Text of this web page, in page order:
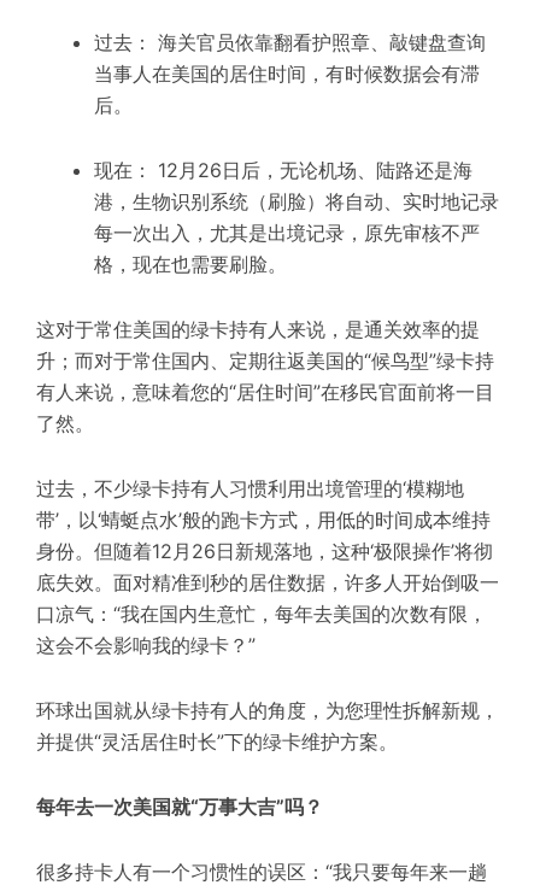
过去： 海关官员依靠翻看护照章、敲键盘查询
当事人在美国的居住时间，有时候数据会有滞
后。
现在： 12月26日后，无论机场、陆路还是海
港，生物识别系统（刷脸）将自动、实时地记录
每一次出入，尤其是出境记录，原先审核不严
格，现在也需要刷脸。
这对于常住美国的绿卡持有人来说，是通关效率的提
升；而对于常住国内、定期往返美国的“候鸟型”绿卡持
有人来说，意味着您的“居住时间”在移民官面前将一目
了然。
过去，不少绿卡持有人习惯利用出境管理的‘模糊地
带’，以‘蜻蜓点水’般的跑卡方式，用低的时间成本维持
身份。但随着12月26日新规落地，这种‘极限操作’将彻
底失效。面对精准到秒的居住数据，许多人开始倒吸一
口凉气：“我在国内生意忙，每年去美国的次数有限，
这会不会影响我的绿卡？”
环球出国就从绿卡持有人的角度，为您理性拆解新规，
并提供“灵活居住时长”下的绿卡维护方案。
每年去一次美国就“万事大吉”吗？
很多持卡人有一个习惯性的误区：“我只要每年来一趟